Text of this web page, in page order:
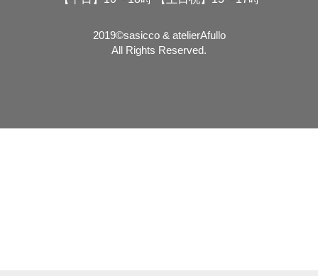
2019©️sasicco & atelierAfullo
All Rights Reserved.